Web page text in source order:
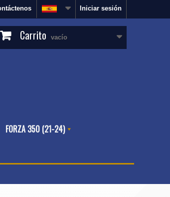
Iniciar sesión
Carrito vacío
FORZA 350 (21-24)